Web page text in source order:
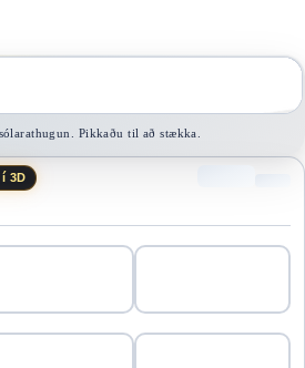
Pikkaðu til að stækka.
3D